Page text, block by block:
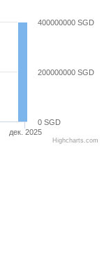
дек. 2025
0 SGD
200000000 SGD
400000000 SGD
Highcharts.com